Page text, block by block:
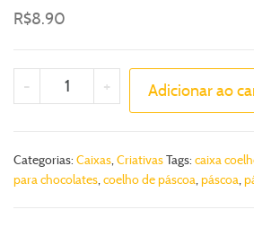
R$8.90
- + Adicionar ao
Categorias: Caixas CriativasTags: caixa
para chocolates coelho de páscoa páscoa